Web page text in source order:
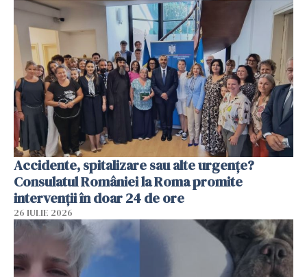
Accidente, spitalizare sau alte urgențe?
Consulatul României la Roma promite
intervenții în doar 24 de ore
26 IULIE 2026